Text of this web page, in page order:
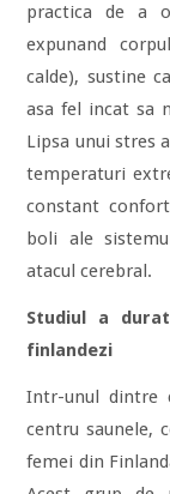
practica de a
expunand
calde), sustine
asa fel incat sa
Lipsa unui stres
temperaturi
constant
boli ale
atacul cerebral.
Studiul a
finlandezi
Intr-unul dintre
centru saunele,
femei din